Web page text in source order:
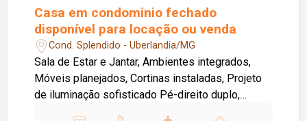
Casa em condominio fechado
disponível para locação ou venda
Cond. Splendido - Uberlandia/MG
Sala de Estar e Jantar, Ambientes integrados,
Móveis planejados, Cortinas instaladas, Projeto
de iluminação sofisticado Pé-direito duplo,